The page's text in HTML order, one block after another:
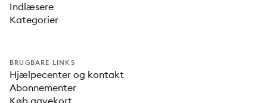
Indlæsere
Kategorier
BRUGBARE LINKS
Hjælpecenter og kontakt
Abonnementer
Køb gavekort